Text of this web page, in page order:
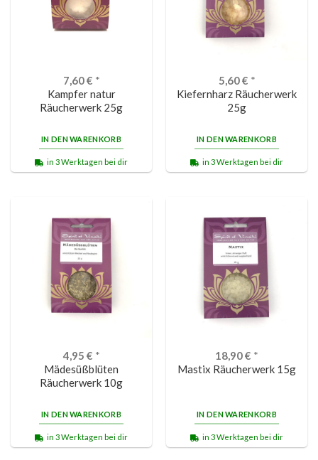
7,60€ *
Kampfer natur
Räucherwerk 25g
IN DEN WARENKORB
in 3 Werktagen bei dir
5,60€ *
Kiefernharz Räucherwerk
25g
IN DEN WARENKORB
in 3 Werktagen bei dir
4,95 € *
Mädesüßblüten
Räucherwerk 10g
IN DEN WARENKORB
in 3 Werktagen bei dir
18,90€ *
Mastix Räucherwerk 15g
IN DEN WARENKORB
in 3 Werktagen bei dir